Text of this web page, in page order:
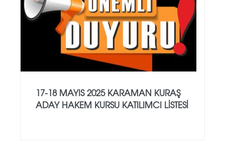
17-18 MAYIS 2025 KARAMAN KURAŞ
ADAY HAKEM KURSU KATILIMCI LİSTESİ